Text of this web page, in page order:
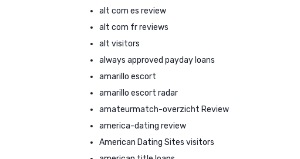
alt com es review
alt com fr reviews
alt visitors
always approved payday loans
amarillo escort
amarillo escort radar
amateurmatch-overzicht Review
america-dating review
American Dating Sites visitors